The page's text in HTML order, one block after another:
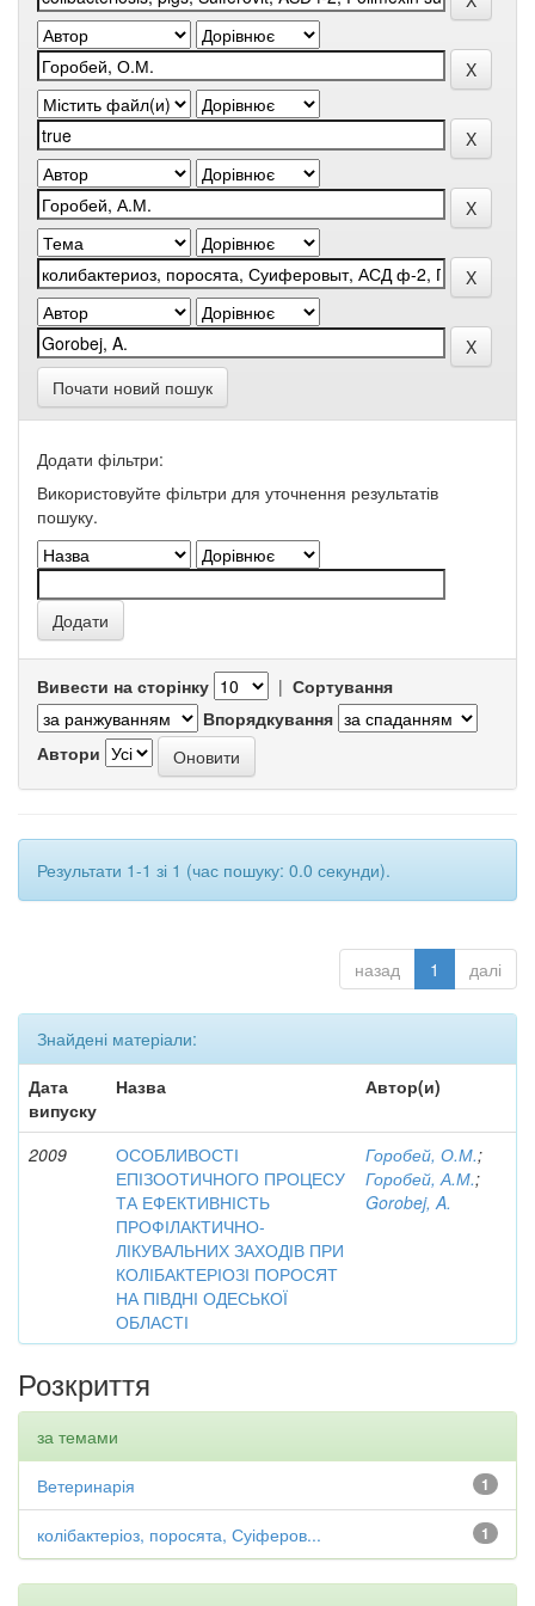
Почати новий пошук
Додати фільтри:
Використовуйте фільтри для уточнення результатів
пошуку.
Вивести на сторінку | Сортування
Впорядкування
Автори
Результати 1-1 зі 1 (час пошуку: 0.0 секунди).
назад 1 далі
Знайдені матеріали:
Дата
випуску
Назва Автор(и)
2009
ОСОБЛИВОСТІ
ЕПІЗООТИЧНОГО ПРОЦЕСУ
ТА ЕФЕКТИВНІСТЬ
ПРОФІЛАКТИЧНО-
ЛІКУВАЛЬНИХ ЗАХОДІВ ПРИ
КОЛІБАКТЕРІОЗІ ПОРОСЯТ
НА ПІВДНІ ОДЕСЬКОЇ
ОБЛАСТІ
Горобей, О.М.;
Горобей, А.М.;
Gorobej, A.
Розкриття
за темами
1
Ветеринарія
1
колібактеріоз, поросята, Суіферов...